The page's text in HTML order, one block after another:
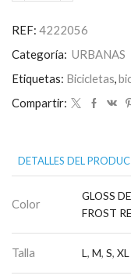
EQ
cantidad
REF: 4222056
Categoría: URBANAS
Etiquetas: Bicicletas
Compartir:
DETALLES DEL
Color
GLOSS
FROST
Talla L, M, S, XL